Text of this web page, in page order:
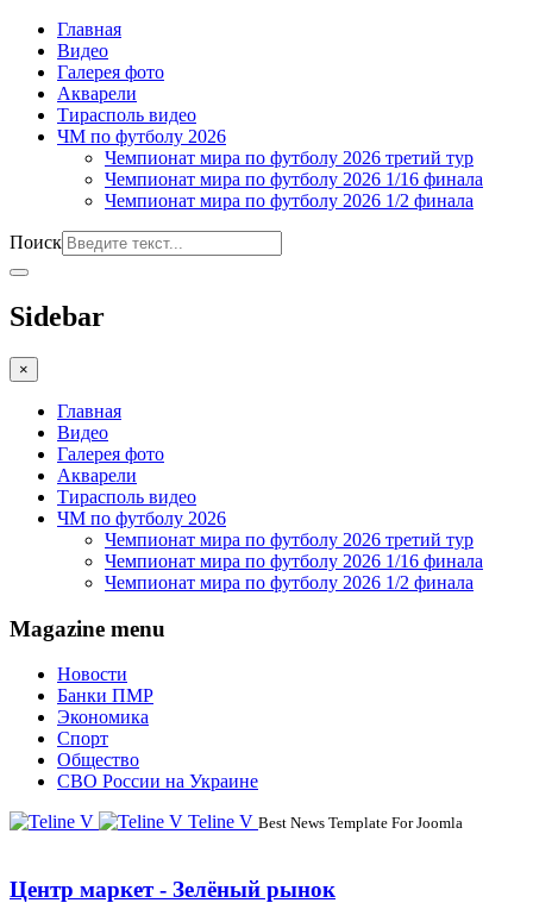
Главная
Видео
Галерея фото
Акварели
Тирасполь видео
ЧМ по футболу 2026
Чемпионат мира по футболу 2026 третий тур
Чемпионат мира по футболу 2026 1/16 финала
Чемпионат мира по футболу 2026 1/2 финала
Поиск
Sidebar
×
Главная
Видео
Галерея фото
Акварели
Тирасполь видео
ЧМ по футболу 2026
Чемпионат мира по футболу 2026 третий тур
Чемпионат мира по футболу 2026 1/16 финала
Чемпионат мира по футболу 2026 1/2 финала
Magazine menu
Новости
Банки ПМР
Экономика
Спорт
Общество
СВО России на Украине
Teline V Best News Template For Joomla
Центр маркет - Зелёный рынок